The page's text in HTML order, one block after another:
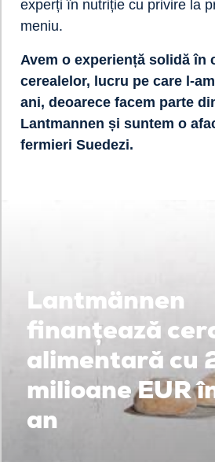
experți în nutriție cu privire la
meniu.
Avem o experiență solidă în
cerealelor, lucru pe care l-
ani, deoarece facem parte
Lantmannen și suntem o
fermieri Suedezi.
Lantmännen
finanțează
alimentară cu
milioane EUR
an